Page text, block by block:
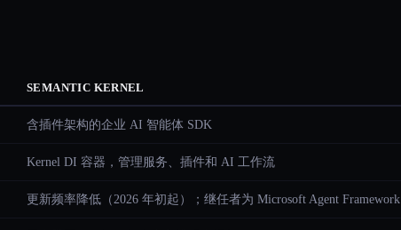
SEMANTIC KERNEL
含插件架构的企业 AI 智能体 SDK
Kernel DI 容器，管理服务、插件和 AI 工作流
更新频率降低（2026 年初起）；继任者为 Microsoft Agent Framework